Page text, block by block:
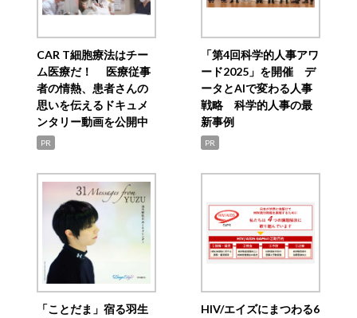
CAR T細胞療法はチー
ム医療だ！ 医療従事
者の情熱、患者さんの
思いを伝えるドキュメ
ンタリー動画を公開中
PR
「第4回科学的人事アワ
ード2025」を開催 デ
ータとAIで変わる人事
戦略 科学的人事の最
新事例
PR
「ことだま」宿る羽生
HIV/エイズにまつわる6